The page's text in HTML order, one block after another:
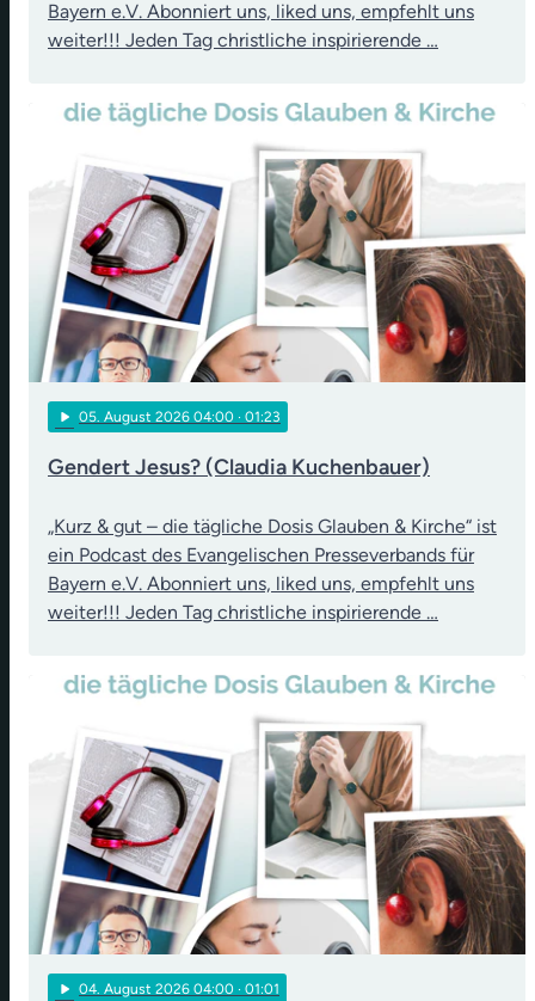
Bayern e.V. Abonniert uns, liked uns, empfehlt uns
weiter!!! Jeden Tag christliche inspirierende …
play_arrow 05. August 2026 04:00 · 01:23
Gendert Jesus? (Claudia Kuchenbauer)
„Kurz & gut – die tägliche Dosis Glauben & Kirche“ ist
ein Podcast des Evangelischen Presseverbands für
Bayern e.V. Abonniert uns, liked uns, empfehlt uns
weiter!!! Jeden Tag christliche inspirierende …
play_arrow 04. August 2026 04:00 · 01:01